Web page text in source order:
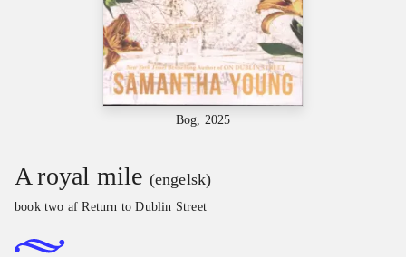
Bog, 2025
A royal mile (engelsk)
book two afReturn to Dublin Street